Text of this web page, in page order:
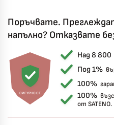
Поръчвате.
напълно? Отказвате
СИГУРНОСТ
Над 8 800
Под 1%
100%
100%
от SATENO.